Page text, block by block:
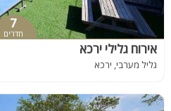
7
חדרים
אירוח גלילי ירכא
גליל מערבי, ירכא